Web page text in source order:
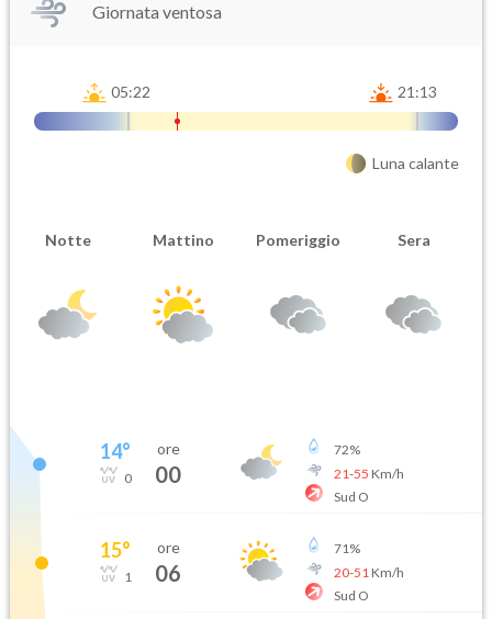
Giornata ventosa
05:22 21:13
Luna calante
Notte Mattino Pomeriggio Sera
14°
0
ore
00
72%
21-55 Km/h
Sud O
15°
1
ore
06
71%
20-51 Km/h
Sud O